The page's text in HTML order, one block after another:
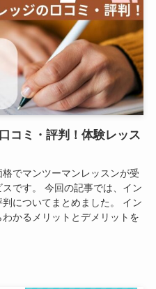
コミ・評判！体験レッス
でマンツーマンレッスンが受
です。 今回の記事では、イン
についてまとめました。 イン
かるメリットとデメリットを